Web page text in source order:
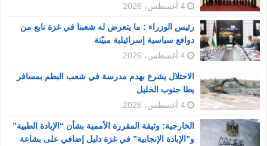
4 أغسطس، 2026
رئيس الوزراء : ما يتعرض له شعبنا في غزة نابع من
دوافع سياسية إسرائيلية مبيّتة
4 أغسطس، 2026
الاحتلال يشرع بهدم مدرسة في شعب البطم بمسافر
يطا جنوب الخليل
4 أغسطس، 2026
الخارجية: وثيقة المقررة الأممية بشأن “الإبادة الطبية”
و”الإبادة الإنجابية” في غزة دليل إضافي على بشاعة